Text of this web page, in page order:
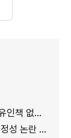
다고 해"
논란 계속